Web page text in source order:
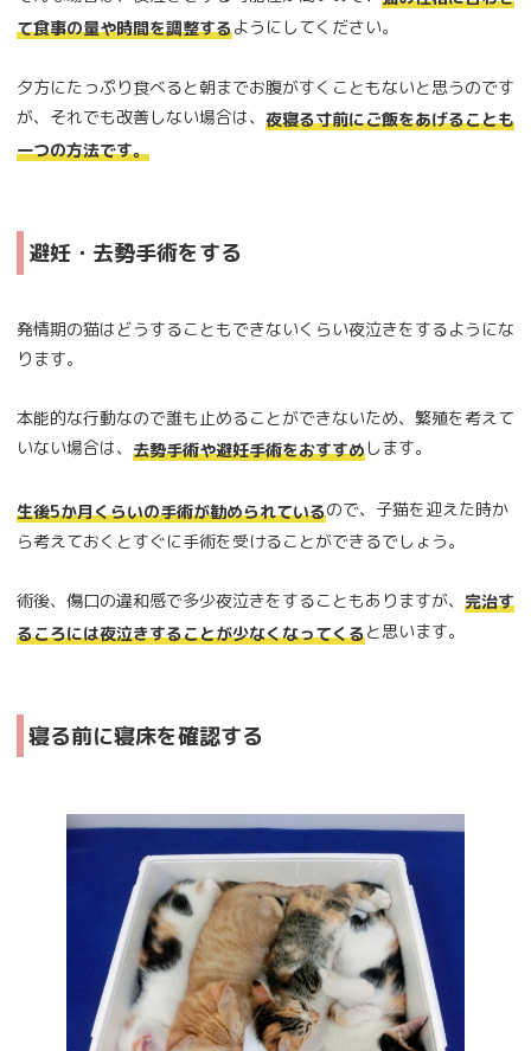
て食事の量や時間を調整するようにしてください。
夕方にたっぷり食べると朝までお腹がすくこともないと思うのです
が、それでも改善しない場合は、 夜寝る寸前にご飯をあげることも
一つの方法です。
避妊・去勢手術をする
発情期の猫はどうすることもできないくらい夜泣きをするようにな
ります。
本能的な行動なので誰も止めることができないため、繁殖を考えて
いない場合は、 去勢手術や避妊手術をおすすめします。
生後5か月くらいの手術が勧められているので、子猫を迎えた時か
ら考えておくとすぐに手術を受けることができるでしょう。
術後、傷口の違和感で多少夜泣きをすることもありますが、 完治す
るころには夜泣きすることが少なくなってくると思います。
寝る前に寝床を確認する